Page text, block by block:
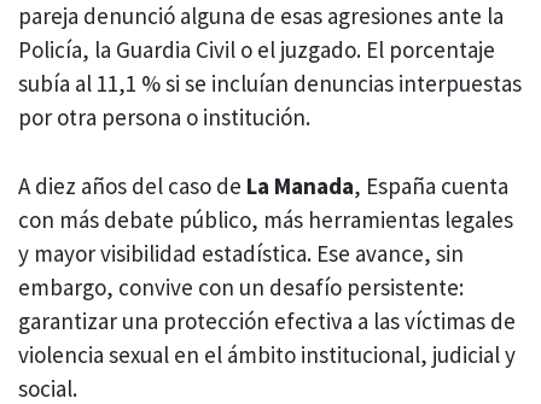
pareja denunció alguna de esas agresiones ante la
Policía, la Guardia Civil o el juzgado. El porcentaje
subía al 11,1 % si se incluían denuncias interpuestas
por otra persona o institución.
A diez años del caso de La Manada, España cuenta
con más debate público, más herramientas legales
y mayor visibilidad estadística. Ese avance, sin
embargo, convive con un desafío persistente:
garantizar una protección efectiva a las víctimas de
violencia sexual en el ámbito institucional, judicial y
social.